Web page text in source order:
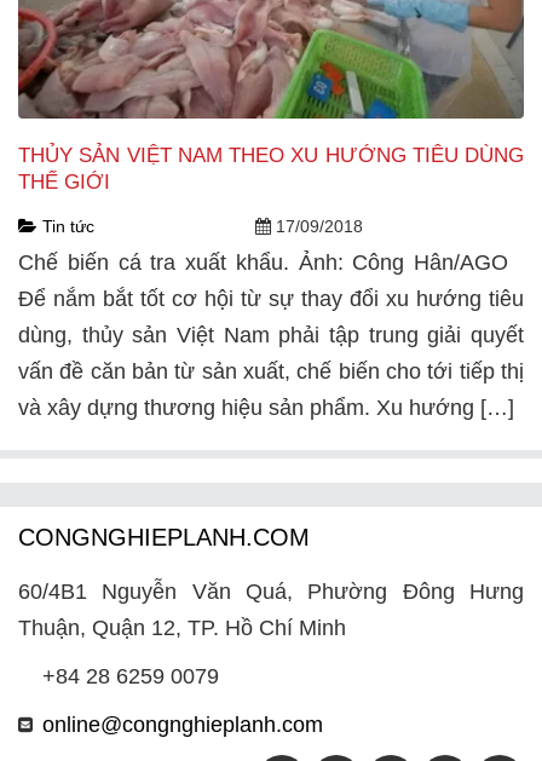
THỦY SẢN VIỆT NAM THEO XU HƯỚNG TIÊU DÙNG
THẾ GIỚI
Tin tức 17/09/2018
Chế biến cá tra xuất khẩu. Ảnh: Công Hân/AGO
Để nắm bắt tốt cơ hội từ sự thay đổi xu hướng tiêu
dùng, thủy sản Việt Nam phải tập trung giải quyết
vấn đề căn bản từ sản xuất, chế biến cho tới tiếp thị
và xây dựng thương hiệu sản phẩm. Xu hướng […]
CONGNGHIEPLANH.COM
60/4B1 Nguyễn Văn Quá, Phường Đông Hưng
Thuận, Quận 12, TP. Hồ Chí Minh
+84 28 6259 0079
online@congnghieplanh.com